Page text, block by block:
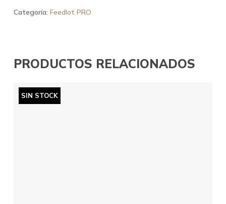
Categoría: Feedlot PRO
PRODUCTOS RELACIONADOS
SIN STOCK